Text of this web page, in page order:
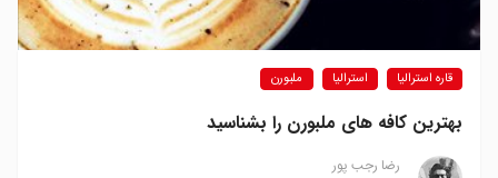
قاره استرالیا استرالیا ملبورن
بهترین کافه های ملبورن را بشناسید
رضا‍ رجب پور